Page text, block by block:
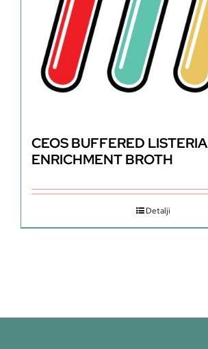
CEOS BUFFERED LISTERIA
ENRICHMENT BROTH
Detalji